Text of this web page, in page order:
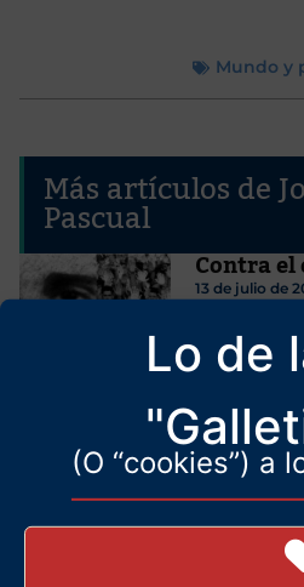
Lo de
(O “cookies”) a
Mundo y
Más artículos de
Pascual
Contra
13 de julio de
[EL VIL METAL] La
como el arte de decir
se note
5 de marzo de 2024